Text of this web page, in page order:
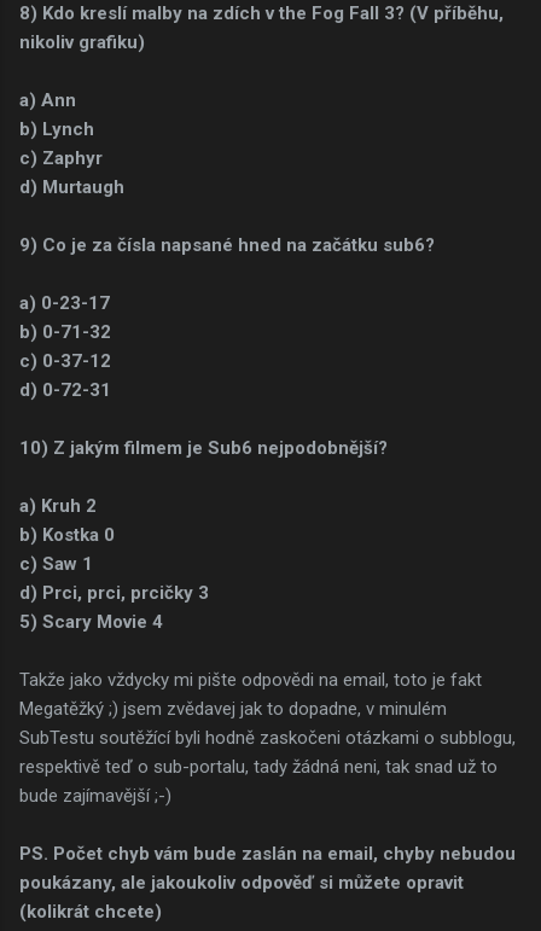
8) Kdo kreslí malby na zdích v the Fog Fall 3? (V příběhu,
nikoliv grafiku)
a) Ann
b) Lynch
c) Zaphyr
d) Murtaugh
9) Co je za čísla napsané hned na začátku sub6?
a) 0-23-17
b) 0-71-32
c) 0-37-12
d) 0-72-31
10) Z jakým filmem je Sub6 nejpodobnější?
a) Kruh 2
b) Kostka 0
c) Saw 1
d) Prci, prci, prcičky 3
5) Scary Movie 4
Takže jako vždycky mi pište odpovědi na email, toto je fakt
Megatěžký ;) jsem zvědavej jak to dopadne, v minulém
SubTestu soutěžící byli hodně zaskočeni otázkami o subblogu,
respektivě teď o sub-portalu, tady žádná neni, tak snad už to
bude zajímavější ;-)
PS. Počet chyb vám bude zaslán na email, chyby nebudou
poukázany, ale jakoukoliv odpověď si můžete opravit
(kolikrát chcete)